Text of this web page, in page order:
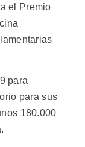
el Premio
para
para sus
180.000